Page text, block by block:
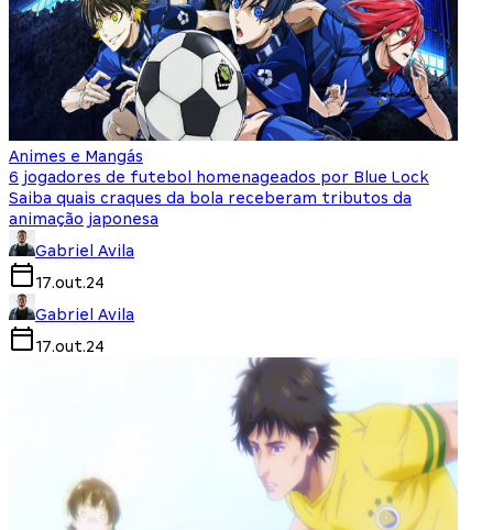
Animes e Mangás
6 jogadores de futebol homenageados por Blue Lock
Saiba quais craques da bola receberam tributos da
animação japonesa
Gabriel Avila
17.out.24
Gabriel Avila
17.out.24